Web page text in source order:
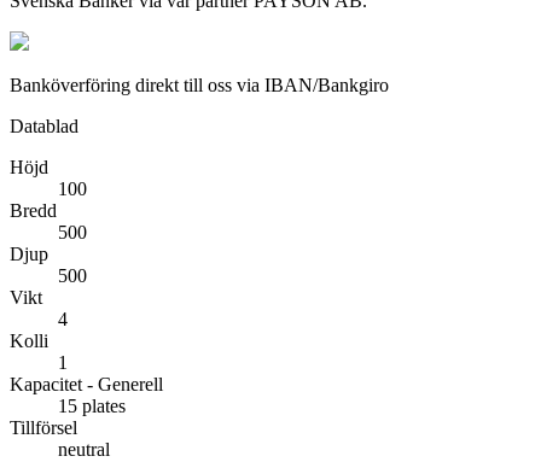
Banköverföring direkt till oss via IBAN/Bankgiro
Datablad
Höjd
100
Bredd
500
Djup
500
Vikt
4
Kolli
1
Kapacitet - Generell
15 plates
Tillförsel
neutral